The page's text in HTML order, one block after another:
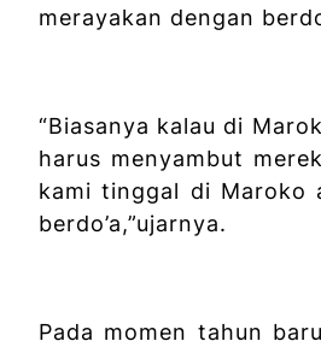
merayakan dengan
“Biasanya kalau di
harus menyambut
kami tinggal di Maroko
berdo’a,”ujarnya.
Pada momen tahun